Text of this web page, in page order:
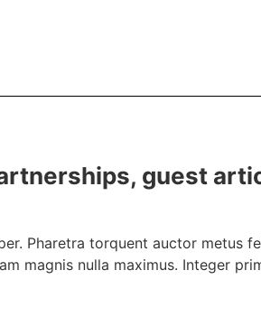
guest
Pharetra torquent auctor metus
magnis nulla maximus. Integer